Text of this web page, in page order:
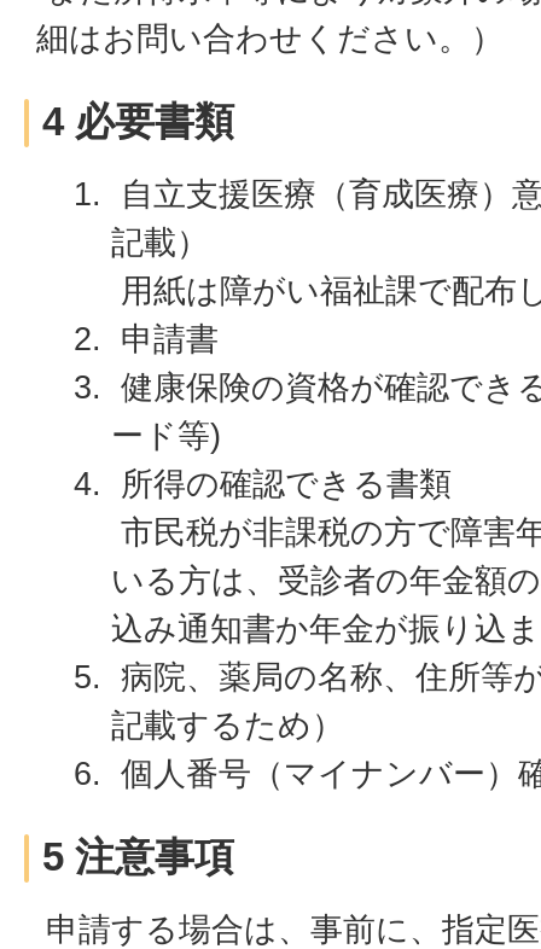
細はお問い合わせください。）
4 必要書類
自立支援医療（育成医療）
記載）
用紙は障がい福祉課で配布
申請書
健康保険の資格が確認でき
ード等)
所得の確認できる書類
市民税が非課税の方で障害
いる方は、受診者の年金額
込み通知書か年金が振り込
病院、薬局の名称、住所等
記載するため）
個人番号（マイナンバー）
5 注意事項
申請する場合は、事前に、指定